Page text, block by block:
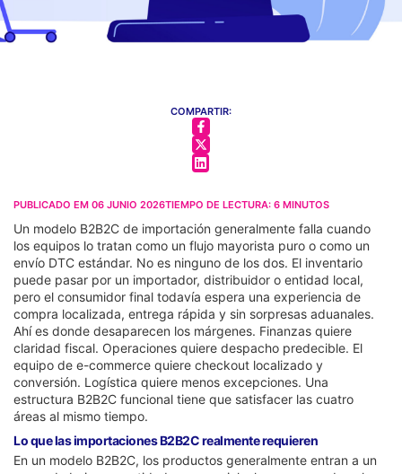
COMPARTIR:
PUBLICADO EM 06 JUNIO 2026TIEMPO DE LECTURA: 6 MINUTOS
Un modelo B2B2C de importación generalmente falla cuando
los equipos lo tratan como un flujo mayorista puro o como un
envío DTC estándar. No es ninguno de los dos. El inventario
puede pasar por un importador, distribuidor o entidad local,
pero el consumidor final todavía espera una experiencia de
compra localizada, entrega rápida y sin sorpresas aduanales.
Ahí es donde desaparecen los márgenes. Finanzas quiere
claridad fiscal. Operaciones quiere despacho predecible. El
equipo de e-commerce quiere checkout localizado y
conversión. Logística quiere menos excepciones. Una
estructura B2B2C funcional tiene que satisfacer las cuatro
áreas al mismo tiempo.
Lo que las importaciones B2B2C realmente requieren
En un modelo B2B2C, los productos generalmente entran a un